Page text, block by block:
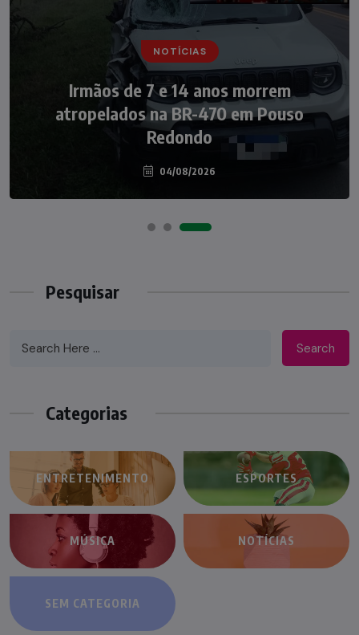
NOTÍCIAS
Irmãos de 7 e 14 anos morrem
atropelados na BR-470 em Pouso
Redondo
04/08/2026
NOTÍCIAS
Nádia Menegazzi leva o nome de Taió ao
palco do Programa Silvio Santos
07/08/2026
Pesquisar
Search
Categorias
ENTRETENIMENTO ESPORTES
MÚSICA NOTÍCIAS
SEM CATEGORIA